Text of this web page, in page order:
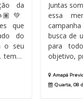
da
que
do
o seu
Juntas
essa
busca de
para todos. Para
objetivo,
Amapá
Quarta, 08